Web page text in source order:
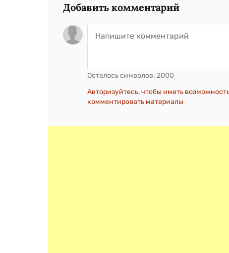
Добавить комментарий
Осталось символов: 2000
Авторизуйтесь, чтобы иметь
комментировать материалы